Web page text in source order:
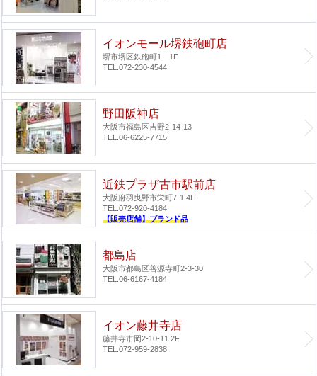
イオンモール堺鉄砲町店
堺市堺区鉄砲町1 1F
TEL.072-230-4544
野田阪神店
大阪市福島区吉野2-14-13
TEL.06-6225-7715
近鉄プラザ古市駅前店
大阪府羽曳野市栄町7-1 4F
TEL.072-920-4184
【販売店舗】ブランド品
都島店
大阪市都島区善源寺町2-3-30
TEL.06-6167-4184
イオン藤井寺店
藤井寺市岡2-10-11 2F
TEL.072-959-2838